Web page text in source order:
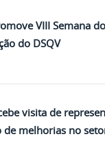
VIII Semana
do DSQV
visita de
de melhorias no